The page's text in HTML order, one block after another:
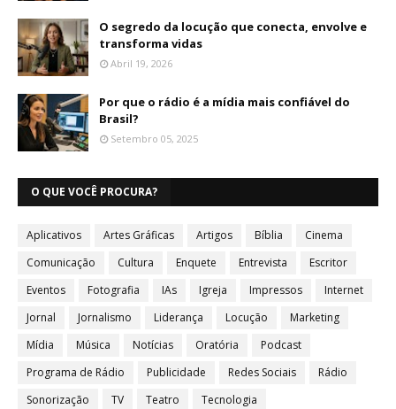
O segredo da locução que conecta, envolve e
transforma vidas
Abril 19, 2026
Por que o rádio é a mídia mais confiável do
Brasil?
Setembro 05, 2025
O QUE VOCÊ PROCURA?
Aplicativos Artes Gráficas Artigos Bíblia
Cinema
Comunicação
Cultura Enquete Entrevista
Escritor
Eventos
Fotografia IAs Igreja Impressos
Internet
Jornal
Jornalismo Liderança Locução
Marketing
Mídia
Música Notícias Oratória
Podcast
Programa de Rádio
Publicidade Redes Sociais
Rádio
Sonorização
TV Teatro Tecnologia